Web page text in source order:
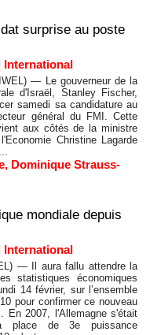
surprise au poste
International
— Le gouverneur de la
d'Israël, Stanley Fischer,
samedi sa candidature au
général du FMI. Cette
aux côtés de la ministre
Christine Lagarde
, Dominique Strauss-
mondiale depuis
International
— Il aura fallu attendre la
statistiques économiques
14 février, sur l’ensemble
pour confirmer ce nouveau
En 2007, l'Allemagne s'était
place de 3e puissance